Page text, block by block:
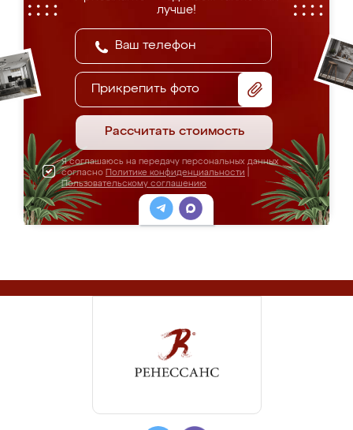
лучше!
Прикрепить фото
Рассчитать стоимость
Я соглашаюсь на передачу персональных данных
согласно Политике конфиденциальности
Пользовательскому соглашению